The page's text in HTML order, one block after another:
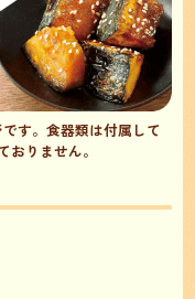
す。食器類は付属して
りません。